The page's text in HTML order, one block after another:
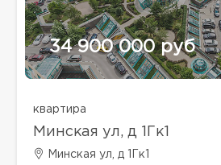
34 900 000 руб
квартира
Минская ул, д 1Гк1
Минская ул, д 1Гк1